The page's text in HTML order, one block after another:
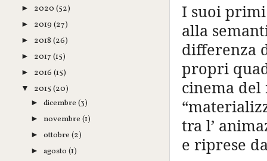
I suoi
alla
differenza
propri
cinema del
tra l’
e riprese
► 2020 (52)
► 2019 (27)
► 2018 (26)
► 2017 (15)
► 2016 (15)
▼ 2015 (20)
►dicembre(3)
►novembre(1)
►ottobre(2)
►agosto(1)